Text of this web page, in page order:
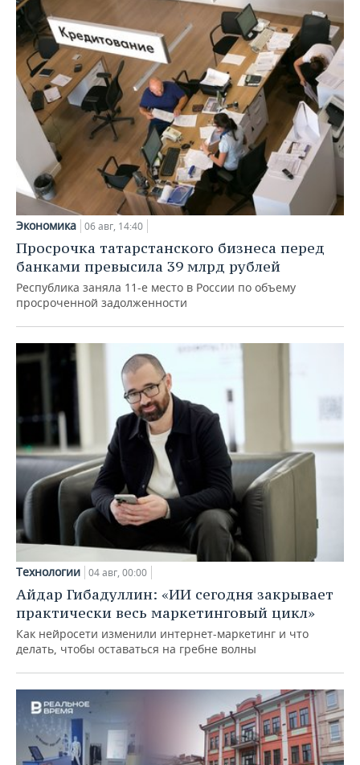
Экономика 06 авг, 14:40
Просрочка татарстанского бизнеса перед
банками превысила 39 млрд рублей
Республика заняла 11-е место в России по объему
просроченной задолженности
Технологии 04 авг, 00:00
Айдар Гибадуллин: «ИИ сегодня закрывает
практически весь маркетинговый цикл»
Как нейросети изменили интернет-маркетинг и что
делать, чтобы оставаться на гребне волны